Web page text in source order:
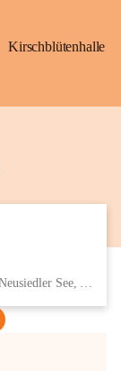
Kirschblütenhalle
Eisenstädter Straße 18, 7091 Breitenbrunn am Neusiedler See, AUT